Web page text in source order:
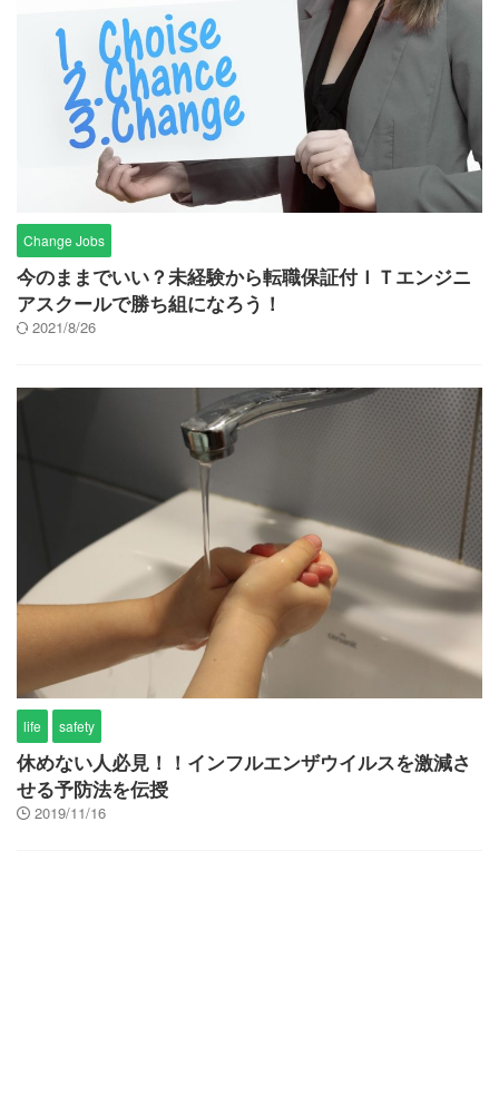
Change Jobs
今のままでいい？未経験から転職保証付ＩＴエンジニ
アスクールで勝ち組になろう！
2021/8/26
life safety
休めない人必見！！インフルエンザウイルスを激減さ
せる予防法を伝授
2019/11/16